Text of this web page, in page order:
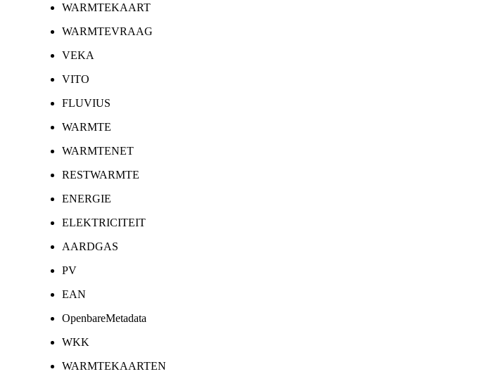
WARMTEKAART
WARMTEVRAAG
VEKA
VITO
FLUVIUS
WARMTE
WARMTENET
RESTWARMTE
ENERGIE
ELEKTRICITEIT
AARDGAS
PV
EAN
OpenbareMetadata
WKK
WARMTEKAARTEN